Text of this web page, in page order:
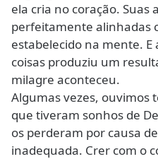
ela cria no coração.
perfeitamente alinhadas
estabelecido na mente. E
coisas produziu um
milagre aconteceu.
Algumas vezes, ouvimos
que tiveram sonhos de
os perderam por causa
inadequada. Crer com o